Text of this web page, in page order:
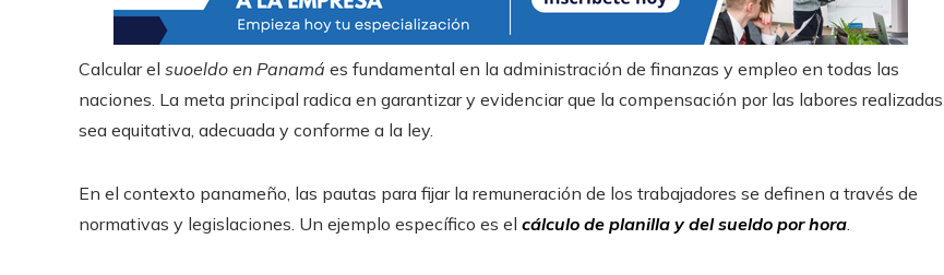
Calcular el suoeldo en Panamá es fundamental en la administración de finanzas y empleo en todas las
naciones. La meta principal radica en garantizar y evidenciar que la compensación por las labores realizadas
sea equitativa, adecuada y conforme a la ley.
En el contexto panameño, las pautas para fijar la remuneración de los trabajadores se definen a través de
normativas y legislaciones. Un ejemplo específico es el cálculo de planilla y del sueldo por hora.